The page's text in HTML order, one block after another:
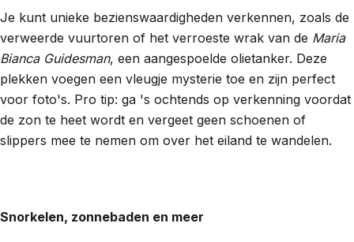
Je kunt unieke bezienswaardigheden verkennen, zoals de
verweerde vuurtoren of het verroeste wrak van de Maria
Bianca Guidesman, een aangespoelde olietanker. Deze
plekken voegen een vleugje mysterie toe en zijn perfect
voor foto's. Pro tip: ga 's ochtends op verkenning voordat
de zon te heet wordt en vergeet geen schoenen of
slippers mee te nemen om over het eiland te wandelen.
Snorkelen, zonnebaden en meer